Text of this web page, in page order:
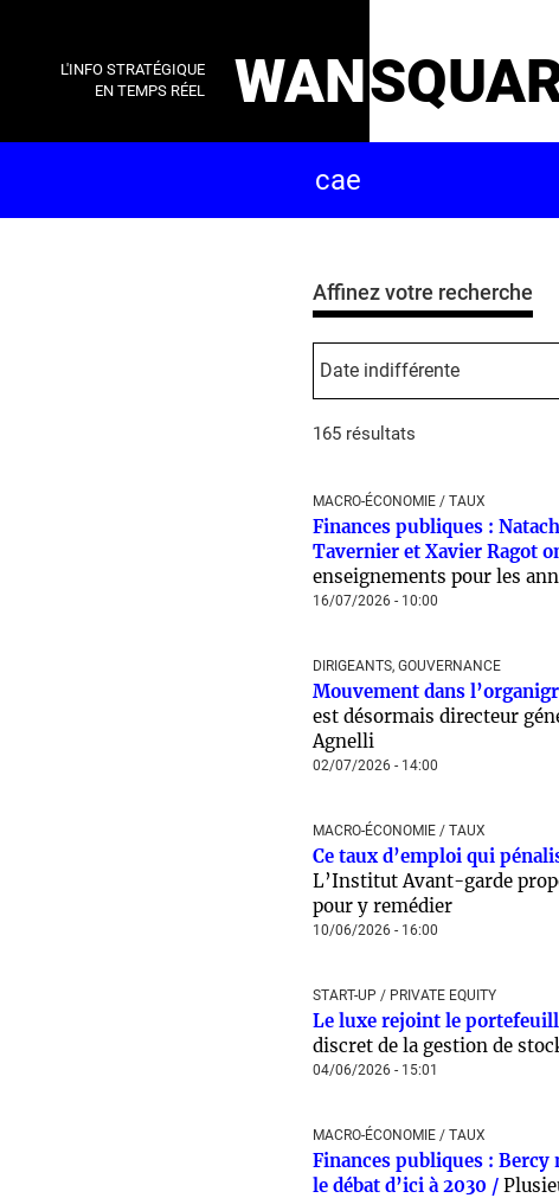
L'INFO STRATÉGIQUE
EN TEMPS RÉEL
WAN
Affinez votre recherche
165 résultats
MACRO-ÉCONOMIE / TAUX
Finances publiques :
Tavernier et Xavier Ragot
enseignements pour les
16/07/2026 - 10:00
DIRIGEANTS, GOUVERNANCE
Mouvement dans
est désormais directeur
Agnelli
02/07/2026 - 14:00
MACRO-ÉCONOMIE / TAUX
Ce taux d’emploi qui
L’Institut Avant-garde
pour y remédier
10/06/2026 - 16:00
START-UP / PRIVATE EQUITY
Le luxe rejoint le
discret de la gestion de
04/06/2026 - 15:01
MACRO-ÉCONOMIE / TAUX
Finances publiques :
le débat d’ici à 2030 /